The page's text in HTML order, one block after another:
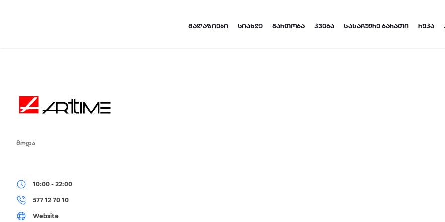
ᲛᲐᲦᲐᲖᲘᲔᲑᲘ ᲡᲘᲐᲮᲚᲔ ᲒᲐᲠᲗᲝᲑᲐ ᲙᲕᲔᲑᲐ ᲡᲐᲡᲐᲩᲣᲥᲠᲔ ᲑᲐᲠᲐᲗᲘ ᲠᲣᲙᲐ
ᲛᲝᲓᲐ
10:00 - 22:00
577 12 70 10
Website